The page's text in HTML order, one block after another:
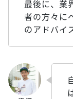
最後に、業
者の方々に
のアドバイ